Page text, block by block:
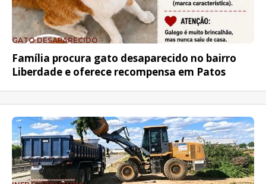
GATO DESAPARECIDO
Família procura gato desaparecido no bairro
Liberdade e oferece recompensa em Patos